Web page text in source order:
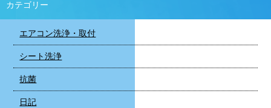
カテゴリー
エアコン洗浄・取付
シート洗浄
抗菌
日記